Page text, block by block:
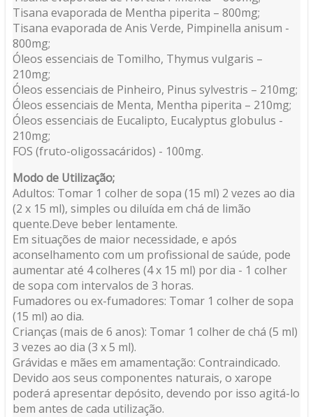
Tisana evaporada de Mentha piperita – 800mg;
Tisana evaporada de Anis Verde, Pimpinella anisum -
800mg;
Óleos essenciais de Tomilho, Thymus vulgaris –
210mg;
Óleos essenciais de Pinheiro, Pinus sylvestris – 210mg;
Óleos essenciais de Menta, Mentha piperita – 210mg;
Óleos essenciais de Eucalipto, Eucalyptus globulus -
210mg;
FOS (fruto-oligossacáridos) - 100mg.
Modo de Utilização;
Adultos: Tomar 1 colher de sopa (15 ml) 2 vezes ao dia
(2 x 15 ml), simples ou diluída em chá de limão
quente.Deve beber lentamente.
Em situações de maior necessidade, e após
aconselhamento com um profissional de saúde, pode
aumentar até 4 colheres (4 x 15 ml) por dia - 1 colher
de sopa com intervalos de 3 horas.
Fumadores ou ex-fumadores: Tomar 1 colher de sopa
(15 ml) ao dia.
Crianças (mais de 6 anos): Tomar 1 colher de chá (5 ml)
3 vezes ao dia (3 x 5 ml).
Grávidas e mães em amamentação: Contraindicado.
Devido aos seus componentes naturais, o xarope
poderá apresentar depósito, devendo por isso agitá-lo
bem antes de cada utilização.